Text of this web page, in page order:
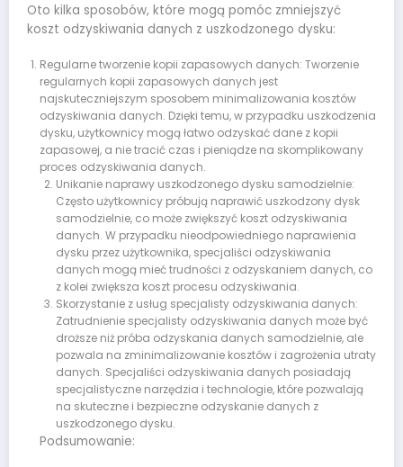
Oto kilka sposobów, które mogą pomóc zmniejszyć
koszt odzyskiwania danych z uszkodzonego dysku:
Regularne tworzenie kopii zapasowych danych: Tworzenie
regularnych kopii zapasowych danych jest
najskuteczniejszym sposobem minimalizowania kosztów
odzyskiwania danych. Dzięki temu, w przypadku uszkodzenia
dysku, użytkownicy mogą łatwo odzyskać dane z kopii
zapasowej, a nie tracić czas i pieniądze na skomplikowany
proces odzyskiwania danych.
Unikanie naprawy uszkodzonego dysku samodzielnie:
Często użytkownicy próbują naprawić uszkodzony dysk
samodzielnie, co może zwiększyć koszt odzyskiwania
danych. W przypadku nieodpowiedniego naprawienia
dysku przez użytkownika, specjaliści odzyskiwania
danych mogą mieć trudności z odzyskaniem danych, co
z kolei zwiększa koszt procesu odzyskiwania.
Skorzystanie z usług specjalisty odzyskiwania danych:
Zatrudnienie specjalisty odzyskiwania danych może być
droższe niż próba odzyskania danych samodzielnie, ale
pozwala na zminimalizowanie kosztów i zagrożenia utraty
danych. Specjaliści odzyskiwania danych posiadają
specjalistyczne narzędzia i technologie, które pozwalają
na skuteczne i bezpieczne odzyskanie danych z
uszkodzonego dysku.
Podsumowanie: